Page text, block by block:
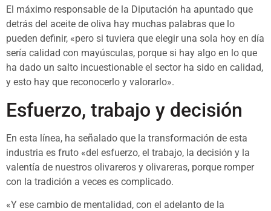
El máximo responsable de la Diputación ha apuntado que
detrás del aceite de oliva hay muchas palabras que lo
pueden definir, «pero si tuviera que elegir una sola hoy en día
sería calidad con mayúsculas, porque si hay algo en lo que
ha dado un salto incuestionable el sector ha sido en calidad,
y esto hay que reconocerlo y valorarlo».
Esfuerzo, trabajo y decisión
En esta línea, ha señalado que la transformación de esta
industria es fruto «del esfuerzo, el trabajo, la decisión y la
valentía de nuestros olivareros y olivareras, porque romper
con la tradición a veces es complicado.
«Y ese cambio de mentalidad, con el adelanto de la